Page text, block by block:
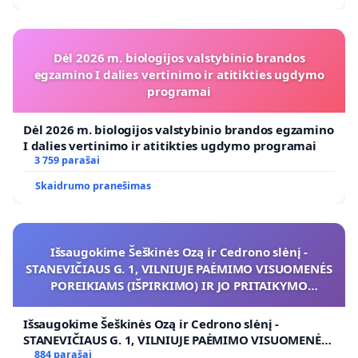
nuteisti už tai, kad siekė žodžio laisvės ir tiesos sau
ir savo šeimoms. Turime vilties, kad Jūs rasite būdą
kaip tą padaryti.
Pagarbiai –
Lietuvos šeimų sąjūdis
Dėl 2026 m. biologijos valstybinio brandos
egzamino I dalies vertinimo ir atitikties ugdymo
programai
Dėl 2026 m. biologijos valstybinio brandos egzamino
I dalies vertinimo ir atitikties ugdymo programai
3 759 parašai
Skaidrumo pranešimas
Išsaugokime Šeškinės Ozą ir Cedrono slėnį -
STANEVIČIAUS G. 1, VILNIUJE PAĖMIMO VISUOMENĖS
POREIKIAMS (IŠPIRKIMO) IR JO PRITAIKYMO
Išsaugokime Šeškinės Ozą ir Cedrono slėnį -
STANEVIČIAUS G. 1, VILNIUJE PAĖMIMO VISUOMENĖS
884 parašai